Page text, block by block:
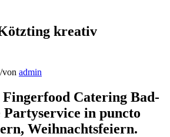
kreativ
/von admin
Fingerfood Catering Bad-
in puncto
Weihnachtsfeiern.